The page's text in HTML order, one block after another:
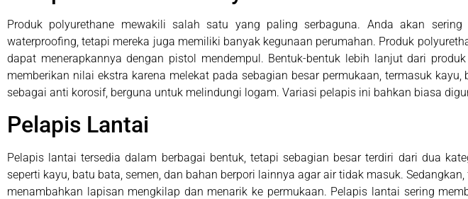
Produk polyurethane mewakili salah satu yang paling serbaguna. Anda akan
waterproofing, tetapi mereka juga memiliki banyak kegunaan perumahan. Produk
dapat menerapkannya dengan pistol mendempul. Bentuk-bentuk lebih lanjut dari
memberikan nilai ekstra karena melekat pada sebagian besar permukaan, termasuk
sebagai anti korosif, berguna untuk melindungi logam. Variasi pelapis ini bahkan biasa
Pelapis Lantai
Pelapis lantai tersedia dalam berbagai bentuk, tetapi sebagian besar terdiri dari dua
seperti kayu, batu bata, semen, dan bahan berpori lainnya agar air tidak masuk.
menambahkan lapisan mengkilap dan menarik ke permukaan. Pelapis lantai sering